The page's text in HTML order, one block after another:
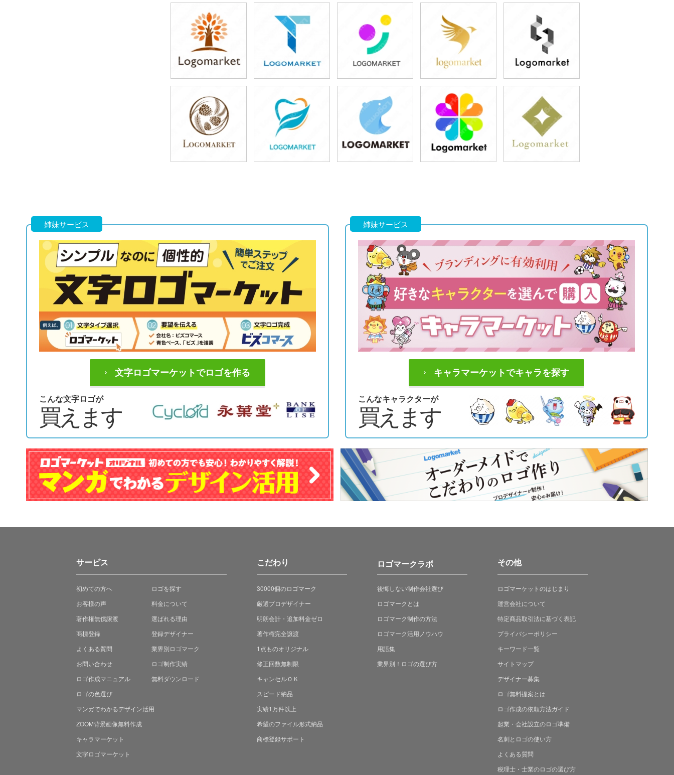
49,800円
(税込54,780円)
49,800円
(税込54,780円)
59,800円
(税込65,780円)
49,800円
(税込54,780円)
49,800円
(税込54,780円)
49,800円
(税込54,780円)
49,800円
(税込54,780円)
49,800円
(税込54,780円)
49,800円
(税込54,780円)
49,800円
(税込54,780円)
姉妹サービス
文字ロゴマーケットでロゴを作る
こんな文字ロゴが
買えます
姉妹サービス
キャラマーケットでキャラを探す
こんなキャラクターが
買えます
サービス
初めての方へ
ロゴを探す
お客様の声
料金について
著作権無償譲渡
選ばれる理由
商標登録
登録デザイナー
よくある質問
業界別ロゴマーク
お問い合わせ
ロゴ制作実績
ロゴ作成マニュアル
無料ダウンロード
ロゴの色選び
マンガでわかるデザイン活用
ZOOM背景画像無料作成
キャラマーケット
文字ロゴマーケット
こだわり
30000個のロゴマーク
厳選プロデザイナー
明朗会計・追加料金ゼロ
著作権完全譲渡
1点ものオリジナル
修正回数無制限
キャンセルＯＫ
スピード納品
実績1万件以上
希望のファイル形式納品
商標登録サポート
ロゴマークラボ
後悔しない制作会社選び
ロゴマークとは
ロゴマーク制作の方法
ロゴマーク活用ノウハウ
用語集
業界別！ロゴの選び方
その他
ロゴマーケットのはじまり
運営会社について
特定商品取引法に基づく表記
プライバシーポリシー
キーワード一覧
サイトマップ
デザイナー募集
ロゴ無料提案とは
ロゴ作成の依頼方法ガイド
起業・会社設立のロゴ準備
名刺とロゴの使い方
よくある質問
税理士・士業のロゴの選び方